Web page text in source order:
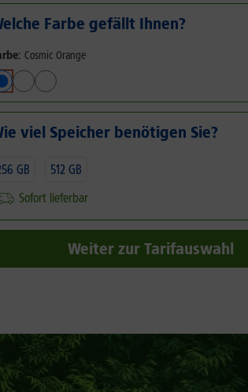
Farbe gefällt Ihnen?
Cosmic Orange
viel Speicher benötigen Sie?
GB
512 GB
Sofort lieferbar
Weiter zur Tarifauswahl